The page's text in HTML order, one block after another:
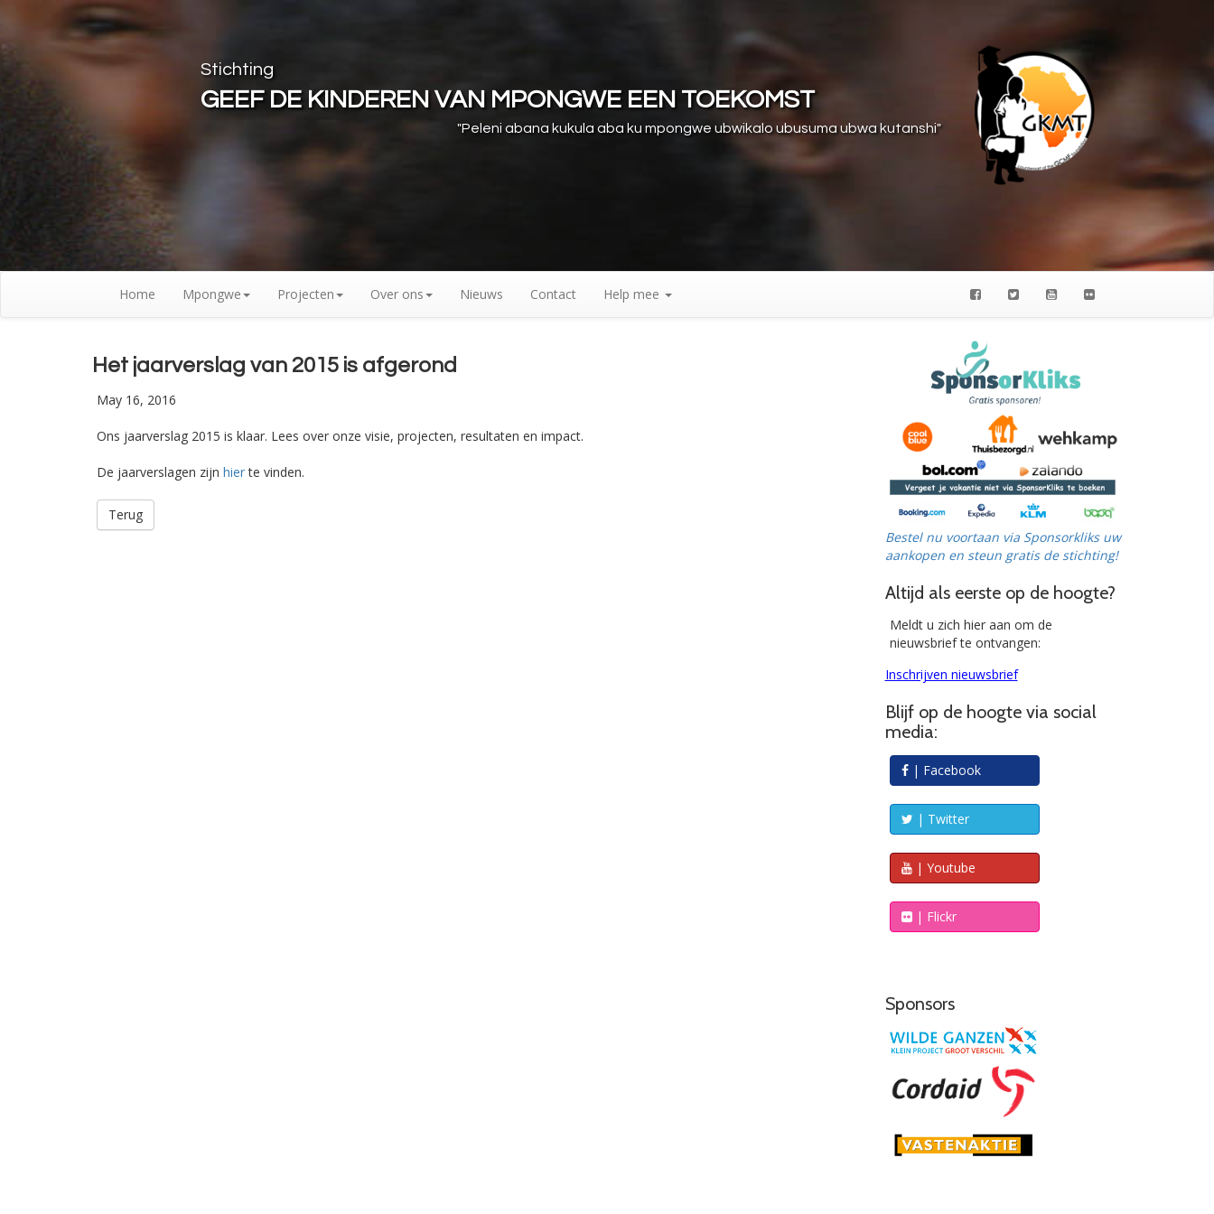
Stichting
GEEF DE KINDEREN VAN MPONGWE EEN TOEKOMST
"Peleni abana kukula aba ku mpongwe ubwikalo ubusuma ubwa kutanshi"
Home Mpongwe Projecten Over ons Nieuws Contact Help mee
Het jaarverslag van 2015 is afgerond
May 16, 2016
Ons jaarverslag 2015 is klaar. Lees over onze visie, projecten, resultaten en impact.
De jaarverslagen zijn hierte vinden.
Terug
Bestel nu voortaan via Sponsorkliks uw
aankopen en steun gratis de stichting!
Altijd als eerste op de hoogte?
Meldt u zich hier aan om de
nieuwsbrief te ontvangen:
Inschrijven nieuwsbrief
Blijf op de hoogte via social
media:
| Facebook
| Twitter
| Youtube
| Flickr
Sponsors